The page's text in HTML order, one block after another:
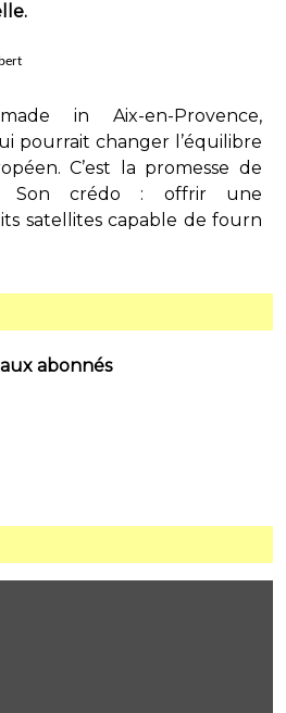
in Aix-en-Provence,
pourrait changer l’équilibre
C’est la promesse de
Son crédo : offrir une
satellites capable de fourn
abonnés